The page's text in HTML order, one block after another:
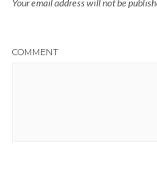
Your email address will not be
COMMENT